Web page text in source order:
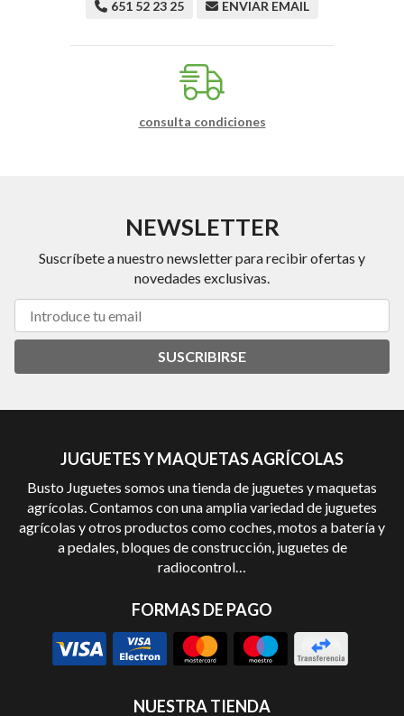
651 52 23 25 ENVIAR EMAIL
consulta condiciones
NEWSLETTER
Suscríbete a nuestro newsletter para recibir ofertas y
novedades exclusivas.
SUSCRIBIRSE
JUGUETES Y MAQUETAS AGRÍCOLAS
Busto Juguetes somos una tienda de juguetes y maquetas
agrícolas. Contamos con una amplia variedad de juguetes
agrícolas y otros productos como coches, motos a batería y
a pedales, bloques de construcción, juguetes de
radiocontrol…
FORMAS DE PAGO
NUESTRA TIENDA